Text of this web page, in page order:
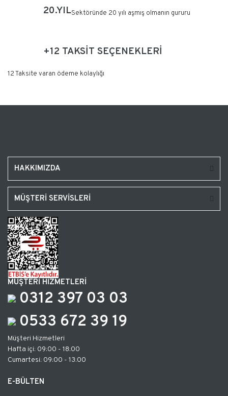
20.YILSektöründe 20 yılı aşmış olmanın gururu
+12 TAKSİT SEÇENEKLERİ
12 Taksite varan ödeme kolaylığı
HAKKIMIZDA
MÜŞTERİ SERVİSLERİ
MÜŞTERİ HİZMETLERİ
0312 397 03 03
0533 672 39 19
Müşteri Hizmetleri
Hafta içi: 09:00 - 18:00
Cumartesi: 09:00 - 13:00
E-BÜLTEN